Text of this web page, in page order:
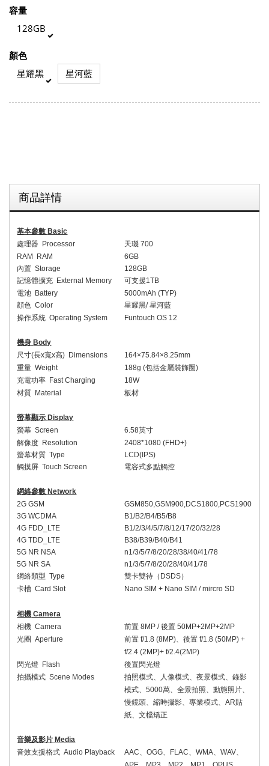
容量
128GB
顏色
星耀黑
星河藍
商品詳情
基本參數 Basic
處理器 Processor 天璣 700
RAM
RAM
6GB
內置 Storage
128GB
記憶體擴充 External Memory 可支援1TB
電池 Battery
5000mAh (TYP)
顔色 Color 星耀黑/星河藍
操作系統 Operating System Funtouch OS 12
機身 Body
尺寸(長x寬x高) Dimensions
164×75.84×8.25mm
重量 Weight 188g (包括金屬裝飾圈)
充電功率 Fast Charging
18W
材質 Material 板材
螢幕顯示 Display
螢幕 Screen 6.58英寸
解像度 Resolution
2408*1080 (FHD+)
螢幕材質 Type
LCD(IPS)
觸摸屏 Touch Screen 電容式多點觸控
網絡參數 Network
2G GSM
GSM850,GSM900,DCS1800,PCS1900
3G WCDMA
B1/B2/B4/B5/B8
4G FDD_LTE
B1/2/3/4/5/7/8/12/17/20/32/28
4G TDD_LTE
B38/B39/B40/B41
5G NR NSA
n1/3/5/7/8/20/28/38/40/41/78
5G NR SA
n1/3/5/7/8/20/28/40/41/78
網絡類型 Type 雙卡雙待（ DSDS）
卡槽 Card Slot Nano SIM + Nano SIM / mircro SD
相機 Camera
相機 Camera 前置 8MP /後置 50MP+2MP+2MP
光圈
Aperture 前置 f/1.8 (8MP)、後置 f/1.8 (50MP) +
f/2.4 (2MP)+ f/2.4(2MP)
閃光燈 Flash
後置閃光燈
拍攝模式 Scene Modes
拍照模式、人像模式、夜景模式、錄影
模式、5000萬、全景拍照、動態照片、
慢鏡頭、縮時攝影、專業模式、AR貼
紙、文檔矯正
音樂及影片 Media
音效支援格式 Audio Playback AAC、OGG、 FLAC、WMA、WAV、